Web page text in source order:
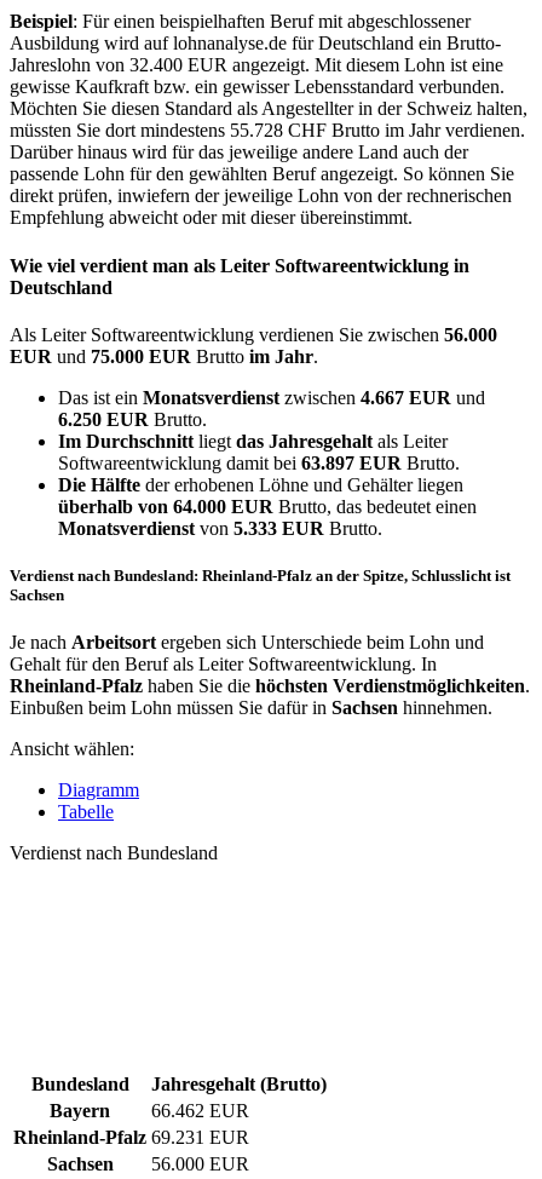
Beispiel: Für einen beispielhaften Beruf mit abgeschlossener
Ausbildung wird auf lohnanalyse.de für Deutschland ein Brutto-
Jahreslohn von 32.400 EUR angezeigt. Mit diesem Lohn ist eine
gewisse Kaufkraft bzw. ein gewisser Lebensstandard verbunden.
Möchten Sie diesen Standard als Angestellter in der Schweiz halten,
müssten Sie dort mindestens 55.728 CHF Brutto im Jahr verdienen.
Darüber hinaus wird für das jeweilige andere Land auch der
passende Lohn für den gewählten Beruf angezeigt. So können Sie
direkt prüfen, inwiefern der jeweilige Lohn von der rechnerischen
Empfehlung abweicht oder mit dieser übereinstimmt.
Wie viel verdient man als Leiter Softwareentwicklung in
Deutschland
Als Leiter Softwareentwicklung verdienen Sie zwischen 56.000
EUR und 75.000 EUR Brutto im Jahr.
Das ist ein Monatsverdienst zwischen 4.667 EUR und
6.250 EUR Brutto.
Im Durchschnitt liegt das Jahresgehalt als Leiter
Softwareentwicklung damit bei 63.897 EUR Brutto.
Die Hälfte der erhobenen Löhne und Gehälter liegen
überhalb von 64.000 EUR Brutto, das bedeutet einen
Monatsverdienst von 5.333 EUR Brutto.
Verdienst nach Bundesland: Rheinland-Pfalz an der Spitze, Schlusslicht ist
Sachsen
Je nach Arbeitsort ergeben sich Unterschiede beim Lohn und
Gehalt für den Beruf als Leiter Softwareentwicklung. In
Rheinland-Pfalz haben Sie die höchsten Verdienstmöglichkeiten.
Einbußen beim Lohn müssen Sie dafür in Sachsen hinnehmen.
Ansicht wählen:
Diagramm
Tabelle
Verdienst nach Bundesland
Bundesland
Jahresgehalt (Brutto)
Bayern
66.462 EUR
Rheinland-Pfalz 69.231 EUR
Sachsen
56.000 EUR